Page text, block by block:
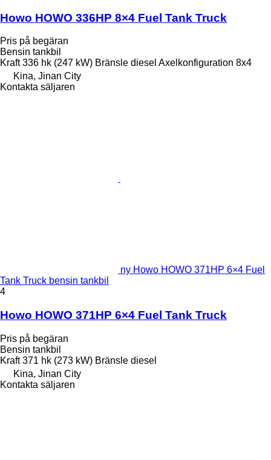
Howo HOWO 336HP 8×4 Fuel Tank Truck
Pris på begäran
Bensin tankbil
Kraft 336 hk (247 kW) Bränsle diesel Axelkonfiguration 8x4
Kina, Jinan City
Kontakta säljaren
ny Howo HOWO 371HP 6×4 Fuel
Tank Truck bensin tankbil
4
Howo HOWO 371HP 6×4 Fuel Tank Truck
Pris på begäran
Bensin tankbil
Kraft 371 hk (273 kW) Bränsle diesel
Kina, Jinan City
Kontakta säljaren